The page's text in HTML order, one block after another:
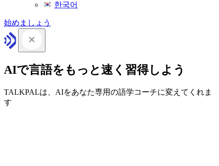
한국어
始めましょう
AIで言語をもっと速く習得しよう
TALKPALは、AIをあなた専用の語学コーチに変えてくれま
す